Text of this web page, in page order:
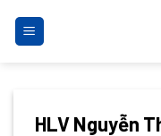
qua
HLV Nguyễn